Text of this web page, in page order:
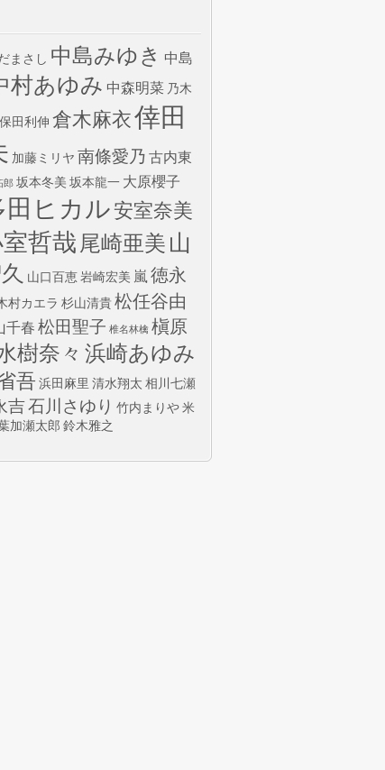
まさし 中島みゆき 中島
村あゆみ 中森明菜 乃木
田利伸 倉木麻衣倖田
加藤ミリヤ 南條愛乃 古内東
郎 坂本冬美 坂本龍一 大原櫻子
田ヒカル安室奈美
哲哉 尾崎亜美 山
山口百恵岩崎宏美 嵐 徳永
村カエラ 杉山清貴松任谷由
千春 松田聖子 椎名林檎 槇原
樹奈々 浜崎あゆみ
吾 浜田麻里 清水翔太 相川七瀬
吉石川さゆり 竹内まりや米
加瀬太郎 鈴木雅之